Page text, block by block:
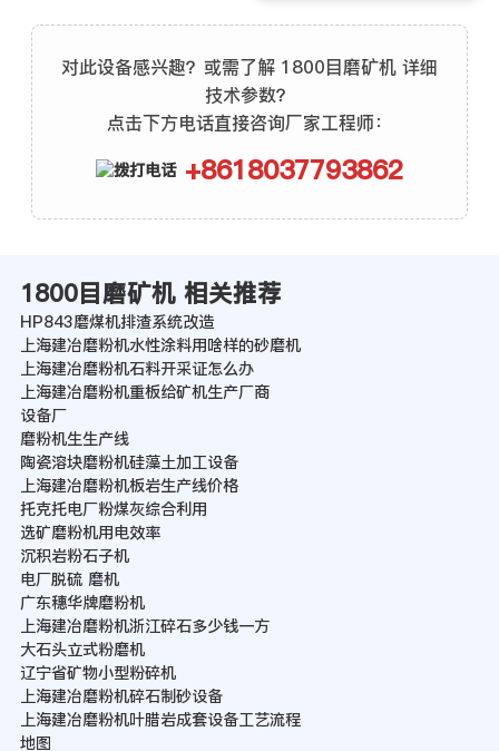
对此设备感兴趣？或需了解 1800目磨矿机 详细
技术参数？
点击下方电话直接咨询厂家工程师：
+8618037793862
1800目磨矿机 相关推荐
HP843磨煤机排渣系统改造
上海建冶磨粉机水性涂料用啥样的砂磨机
上海建冶磨粉机石料开采证怎么办
上海建冶磨粉机重板给矿机生产厂商
设备厂
磨粉机生生产线
陶瓷溶块磨粉机硅藻土加工设备
上海建冶磨粉机板岩生产线价格
托克托电厂粉煤灰综合利用
选矿磨粉机用电效率
沉积岩粉石子机
电厂脱硫 磨机
广东穗华牌磨粉机
上海建冶磨粉机浙江碎石多少钱一方
大石头立式粉磨机
辽宁省矿物小型粉碎机
上海建冶磨粉机碎石制砂设备
上海建冶磨粉机叶腊岩成套设备工艺流程
地图